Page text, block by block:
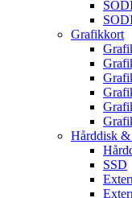
Grafikkort
Hårddisk &
SSD